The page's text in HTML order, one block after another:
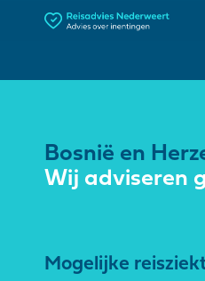
Bosnië en
Wij adviseren
Mogelijke